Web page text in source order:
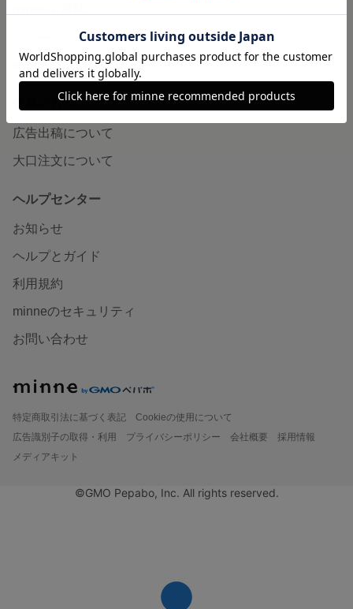
minneの本
企業の方へ
広告出稿について
大口注文について
ヘルプセンター
お知らせ
ヘルプとガイド
利用規約
minneのセキュリティ
お問い合わせ
特定商取引法に基づく表記
Cookieの使用について
広告識別子の取得・利用
プライバシーポリシー 会社概要
採用情報
メディアキット
©GMO Pepabo, Inc. All rights reserved.